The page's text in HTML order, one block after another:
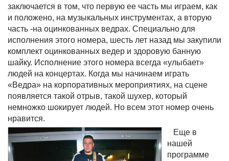
заключается в том, что первую ее часть мы играем, как
и положено, на музыкальных инструментах, а вторую
часть -на оцинкованных ведрах. Специально для
исполнения этого номера, шесть лет назад мы закупили
комплект оцинкованных ведер и здоровую банную
шайку. Исполнение этого номера всегда «улыбает»
людей на концертах. Когда мы начинаем играть
«Ведра» на корпоративных мероприятиях, на сцене
появляется такой отрыв, такой шухер, который
немножко шокирует людей. Но всем этот номер очень
нравится.
Еще в
нашей
программе